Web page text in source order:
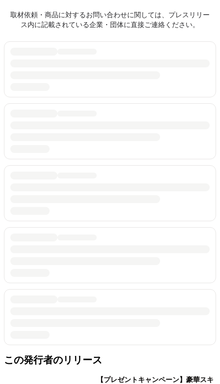
取材依頼・商品に対するお問い合わせに関しては、プレスリリー
ス内に記載されている企業・団体に直接ご連絡ください。
この発行者のリリース
【プレゼントキャンペーン】豪華スキ